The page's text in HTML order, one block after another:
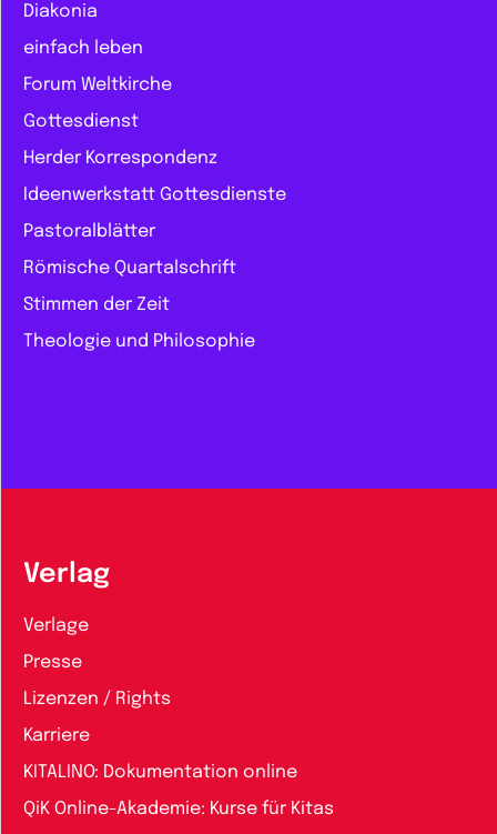
Diakonia
einfach leben
Forum Weltkirche
Gottesdienst
Herder Korrespondenz
Ideenwerkstatt Gottesdienste
Pastoralblätter
Römische Quartalschrift
Stimmen der Zeit
Theologie und Philosophie
Verlag
Verlage
Presse
Lizenzen / Rights
Karriere
KITALINO: Dokumentation online
QiK Online-Akademie: Kurse für Kitas